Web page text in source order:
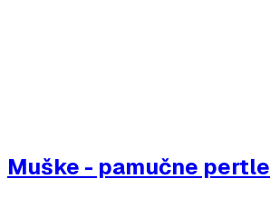
Muške - pamučne pertle